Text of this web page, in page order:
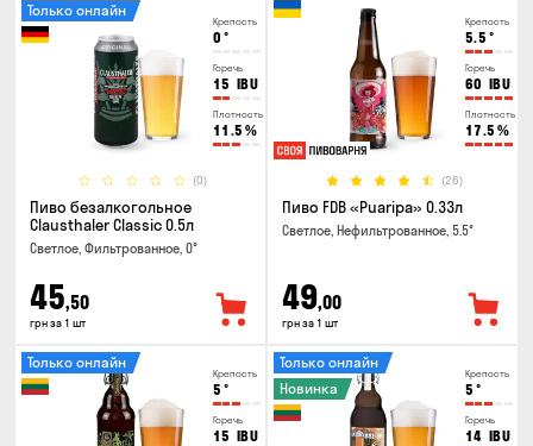
Крепость
0 °
Горечь
15 IBU
Плотность
11.5 %
(0)
Только онлайн
Пиво безалкогольное
Clausthaler Classic 0.5л
Светлое, Фильтрованное, 0°
45,50
грн за 1 шт
Крепость
5.5 °
Горечь
60 IBU
Плотность
17.5 %
(26)
Пиво FDB «Puaripa» 0.33л
Светлое, Нефильтрованное, 5.5°
49,00
грн за 1 шт
Крепость
5 °
Горечь
15 IBU
Только онлайн
Крепость
5 °
Горечь
14 IBU
Только онлайн
Новинка